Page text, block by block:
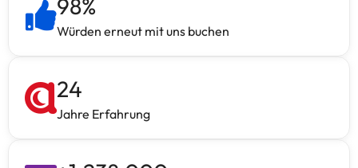
98%
Würden erneut mit uns buchen
24
Jahre Erfahrung